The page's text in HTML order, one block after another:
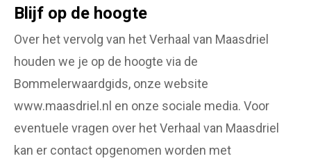
Blijf op de hoogte
Over het vervolg van het Verhaal van Maasdriel
houden we je op de hoogte via de
Bommelerwaardgids, onze website
www.maasdriel.nl en onze sociale media. Voor
eventuele vragen over het Verhaal van Maasdriel
kan er contact opgenomen worden met